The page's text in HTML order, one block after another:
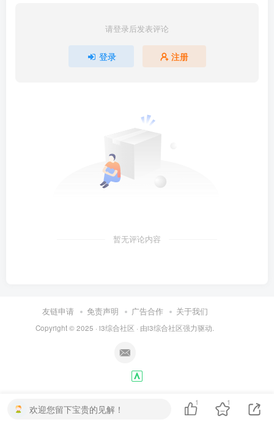
请登录后发表评论
登录 注册
暂无评论内容
友链申请 免责声明 广告合作 关于我们
Copyright © 2025 · i3综合社区 · 由i3综合社区强力驱动.
欢迎您留下宝贵的见解！
1 1